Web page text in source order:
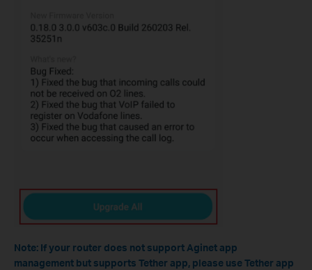
Note: If your router does not support Aginet app
management but supports Tether app, please use Tether app